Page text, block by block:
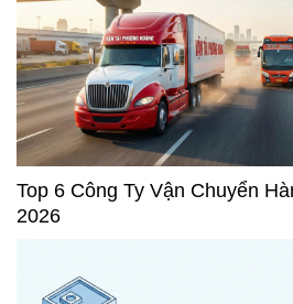
Top 6 Công Ty Vận Chuyển
2026